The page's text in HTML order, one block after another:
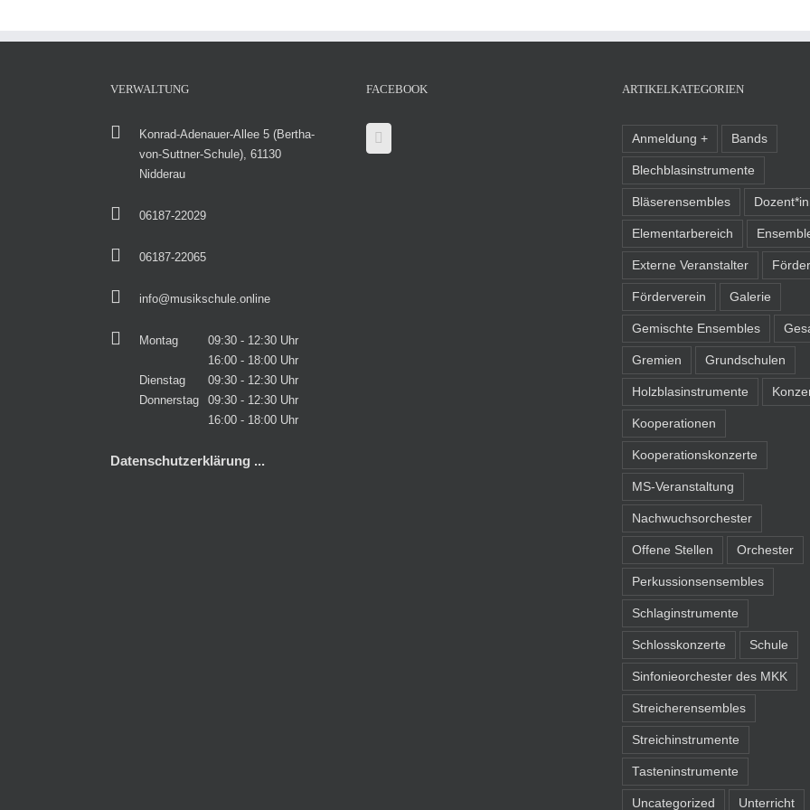
VERWALTUNG
Konrad-Adenauer-Allee 5 (Bertha-
von-Suttner-Schule), 61130
Nidderau
06187-22029
06187-22065
info@musikschule.online
Montag
09:30 - 12:30 Uhr
16:00 - 18:00 Uhr
Dienstag
09:30 - 12:30 Uhr
Donnerstag
09:30 - 12:30 Uhr
16:00 - 18:00 Uhr
Datenschutzerklärung ...
FACEBOOK ARTIKELKATEGORIEN
Anmeldung + Bands
Blechblasinstrumente
Bläserensembles
Elementarbereich
Externe Veranstalter
Förderverein Galerie
Gemischte Ensembles
Gremien Grundschulen
Holzblasinstrumente
Kooperationen
Kooperationskonzerte
MS-Veranstaltung
Nachwuchsorchester
Offene Stellen Orchester
Perkussionsensembles
Schlaginstrumente
Schlosskonzerte Schule
Sinfonieorchester des MKK
Streicherensembles
Streichinstrumente
Tasteninstrumente
Uncategorized Unterricht